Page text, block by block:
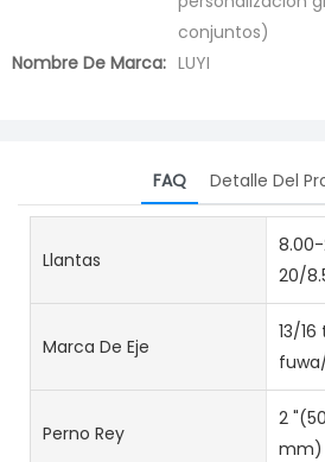
conjuntos)
Nombre De Marca: LUYI
FAQ Detalle Del
Llantas
20/
Marca De Eje
13/
Perno Rey
2
mm)